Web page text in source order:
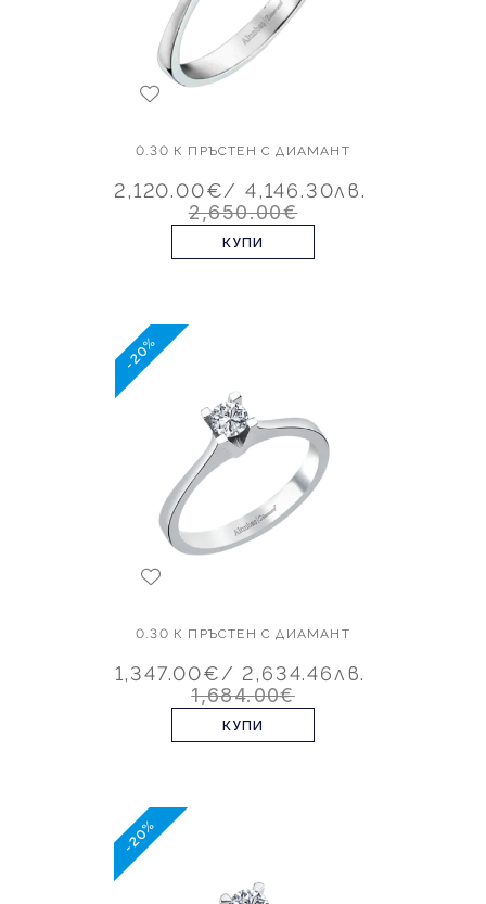
0.30 К ПРЪСТЕН С ДИАМАНТ
2,120.00€/ 4,146.30лв.
2,650.00€
КУПИ
-20%
0.30 К ПРЪСТЕН С ДИАМАНТ
1,347.00€/ 2,634.46лв.
1,684.00€
КУПИ
-20%